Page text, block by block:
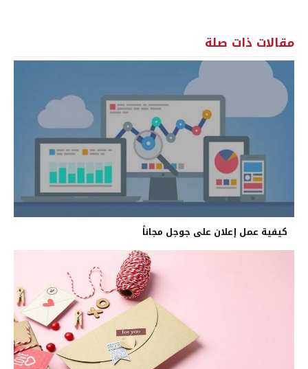
مقالات ذات صلة
كيفية عمل إعلان على جوجل مجاناً